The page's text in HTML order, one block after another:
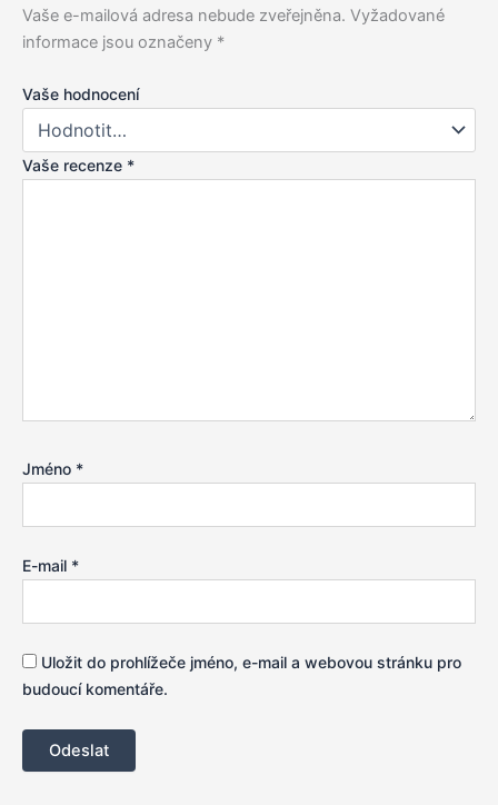
Vaše e-mailová adresa nebude zveřejněna. Vyžadované
informace jsou označeny *
Vaše hodnocení
Vaše recenze *
Jméno *
E-mail *
Uložit do prohlížeče jméno, e-mail a webovou stránku pro
budoucí komentáře.